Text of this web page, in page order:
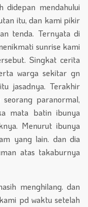
didepan mendahului
itu, dan kami pikir
tenda. Ternyata di
sunrise kami
Singkat cerita
warga sekitar gn
jasadnya. Terakhir
paranormal,
mata batin ibunya
Menurut ibunya
yang lain. dan dia
atas takaburnya
menghilang. dan
pd waktu setelah